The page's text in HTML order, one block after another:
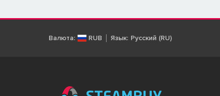
Валюта: RUB Язык: Русский (RU)